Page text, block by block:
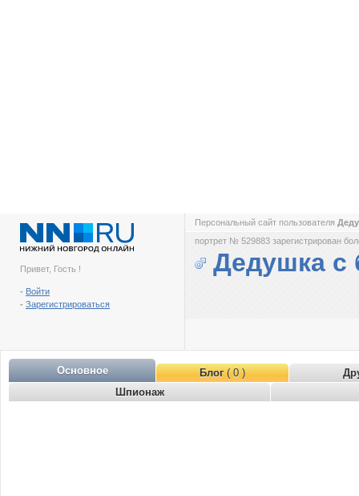
Привет, Гость !
- Войти
- Зарегистрироваться
Персональный сайт пользователя
портрет № 529883 зарегистрирован
Дедушка с
Основное Блог( 0 )
Шпионаж